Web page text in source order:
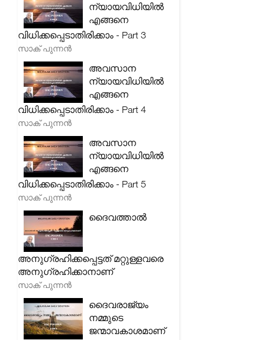
ന്യായവിധിയിൽ
എങ്ങനെ
വിധിക്കപ്പെടാതിരിക്കാം - Part 3
സാക് പുന്നൻ
അവസാന
ന്യായവിധിയിൽ
എങ്ങനെ
വിധിക്കപ്പെടാതിരിക്കാം - Part 4
സാക് പുന്നൻ
അവസാന
ന്യായവിധിയിൽ
എങ്ങനെ
വിധിക്കപ്പെടാതിരിക്കാം - Part 5
സാക് പുന്നൻ
ദൈവത്താൽ
അനുഗ്രഹിക്കപ്പെട്ടത് മറ്റുള്ളവരെ
അനുഗ്രഹിക്കാനാണ്
സാക് പുന്നൻ
ദൈവരാജ്യം
നമ്മുടെ
ജന്മാവകാശമാണ്